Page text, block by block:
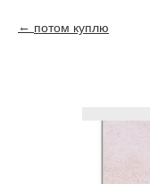
потом куплю